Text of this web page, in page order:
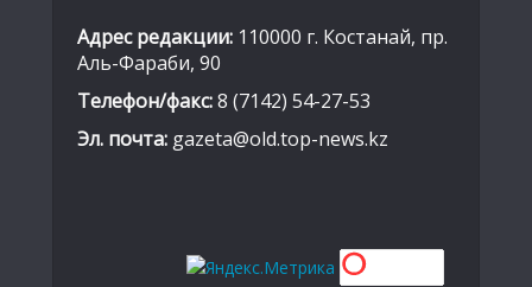
Адрес редакции: 110000 г. Костанай, пр.
Аль-Фараби, 90
Телефон/факс:8 (7142) 54-27-53
Эл. почта: gazeta@old.top-news.kz